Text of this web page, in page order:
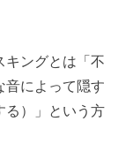
キングとは「不
音によって隠す
る）」という方